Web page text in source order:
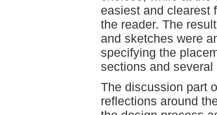
easiest and clearest
the reader. The
and sketches were
specifying the
sections and several
The discussion part
reflections around